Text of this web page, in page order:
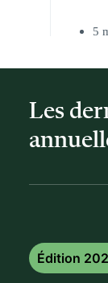
Les
Édition